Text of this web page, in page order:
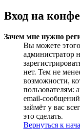
Вход на
Зачем мне нужно
Вы можете этого
администратор
нет. Тем не
возможности,
пользователям:
email-
займёт у вас
это сделать.
Вернуться к